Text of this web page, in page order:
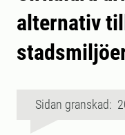
alternativ
Sidan granskad: